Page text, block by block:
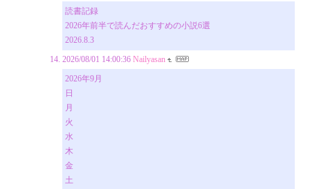
読書記録
2026年前半で読んだおすすめの小説6選
2026.8.3
2026/08/01 14:00:36 Nailyasan
2026年9月
日
月
火
水
木
金
土